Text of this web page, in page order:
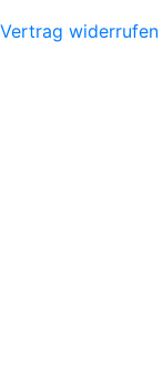
Vertrag widerrufen